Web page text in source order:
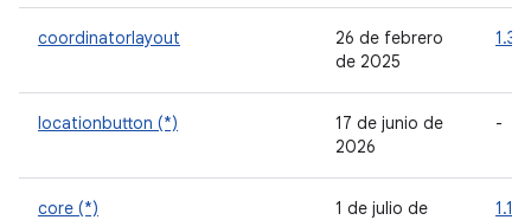
coordinatorlayout
26 de febrero
de 2025
1.3.0
locationbutton (*)
17 de junio de
2026
-
core (*)
1 de julio de